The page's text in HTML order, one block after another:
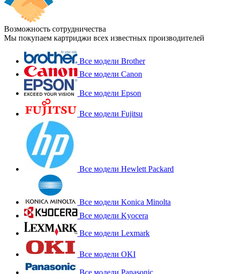
Возможность сотрудничества
Мы покупаем картриджи всех известных производителей
Все модели Brother
Все модели Canon
Все модели Epson
Все модели Fujitsu
Все модели Hewlett Packard
Все модели Konica Minolta
Все модели Kyocera
Все модели Lexmark
Все модели OKI
Все модели Panasonic